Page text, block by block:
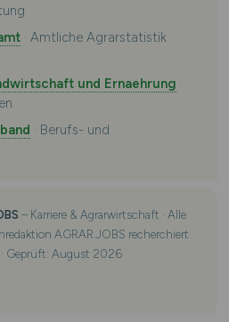
· Amtliche Agrarstatistik
und Ernaehrung ·
· Berufs- und
– Karriere & Agrarwirtschaft · Alle
AGRAR.JOBS recherchiert
Geprüft: August 2026